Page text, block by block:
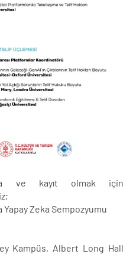
ve kayıt olmak için
Zeka Sempozyumu
Kampüs, Albert Long Hall